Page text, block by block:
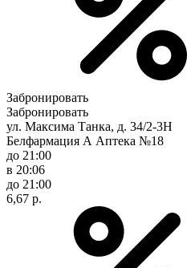
Забронировать
Забронировать
ул. Максима Танка, д. 34/2-3Н
Белфармация А Аптека №18
до 21:00
в 20:06
до 21:00
6,67 р.